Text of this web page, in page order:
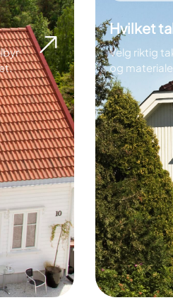
Hvilket
Velg riktig
og